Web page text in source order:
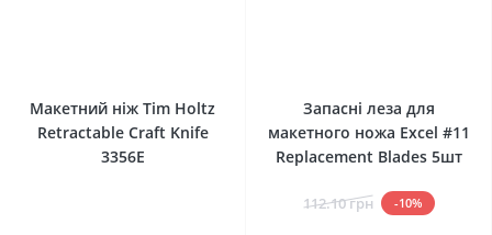
Макетний ніж Tim Holtz
Retractable Craft Knife
3356E
Запасні леза для
макетного ножа Excel #11
Replacement Blades 5шт
112.10 грн -10%